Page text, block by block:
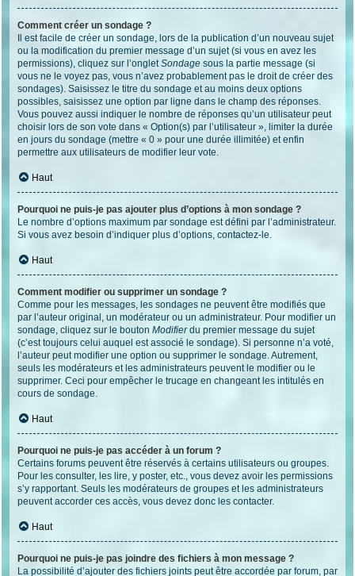
Comment créer un sondage ?
Il est facile de créer un sondage, lors de la publication d’un nouveau sujet
ou la modification du premier message d’un sujet (si vous en avez les
permissions), cliquez sur l’ongletSondage sous la partie message (si
vous ne le voyez pas, vous n’avez probablement pas le droit de créer des
sondages). Saisissez le titre du sondage et au moins deux options
possibles, saisissez une option par ligne dans le champ des réponses.
Vous pouvez aussi indiquer le nombre de réponses qu’un utilisateur peut
choisir lors de son vote dans « Option(s) par l’utilisateur », limiter la durée
en jours du sondage (mettre « 0 » pour une durée illimitée) et enfin
permettre aux utilisateurs de modifier leur vote.
Haut
Pourquoi ne puis-je pas ajouter plus d’options à mon sondage ?
Le nombre d’options maximum par sondage est défini par l’administrateur.
Si vous avez besoin d’indiquer plus d’options, contactez-le.
Haut
Comment modifier ou supprimer un sondage ?
Comme pour les messages, les sondages ne peuvent être modifiés que
par l’auteur original, un modérateur ou un administrateur. Pour modifier un
sondage, cliquez sur le bouton Modifierdu premier message du sujet
(c’est toujours celui auquel est associé le sondage). Si personne n’a voté,
l’auteur peut modifier une option ou supprimer le sondage. Autrement,
seuls les modérateurs et les administrateurs peuvent le modifier ou le
supprimer. Ceci pour empêcher le trucage en changeant les intitulés en
cours de sondage.
Haut
Pourquoi ne puis-je pas accéder à un forum ?
Certains forums peuvent être réservés à certains utilisateurs ou groupes.
Pour les consulter, les lire, y poster, etc., vous devez avoir les permissions
s’y rapportant. Seuls les modérateurs de groupes et les administrateurs
peuvent accorder ces accès, vous devez donc les contacter.
Haut
Pourquoi ne puis-je pas joindre des fichiers à mon message ?
La possibilité d’ajouter des fichiers joints peut être accordée par forum, par